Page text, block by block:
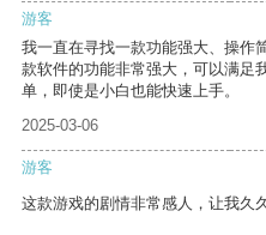
游客
我一直在寻找一款功能强大、操作
款软件的功能非常强大，可以满足
单，即使是小白也能快速上手。
2025-03-06
游客
这款游戏的剧情非常感人，让我久